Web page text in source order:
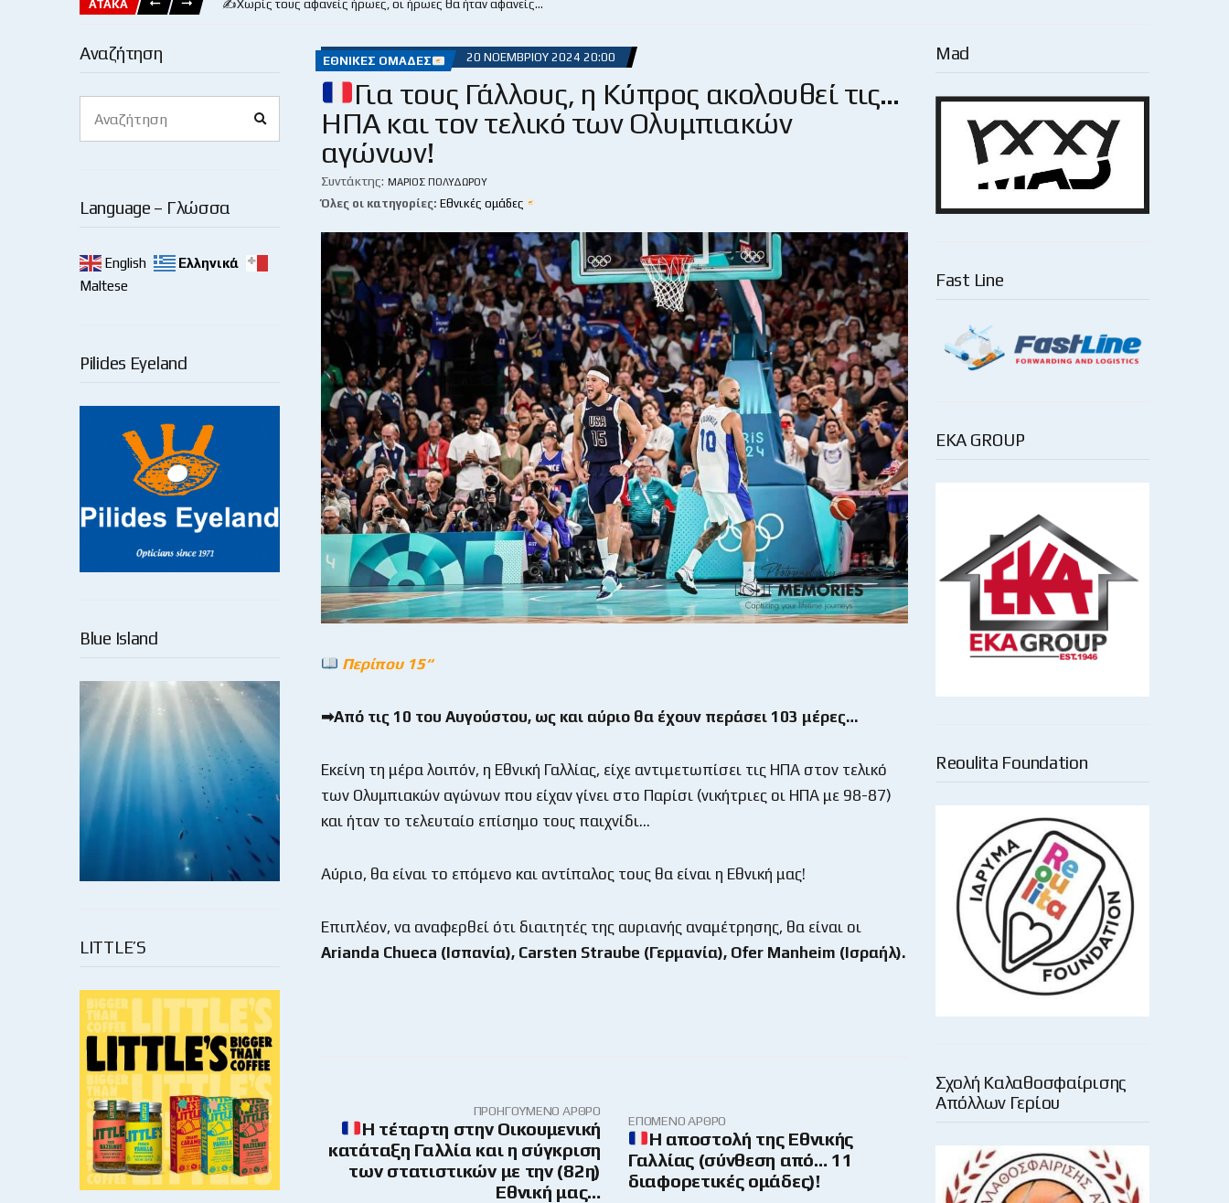
ΑΤΑΚΑ ✍️Χωρίς τους αφανείς ήρωες, οι ήρωες θα ήταν αφανείς…
Αναζήτηση
for:
Language – Γλώσσα
English
Ελληνικά
Maltese
Pilides Eyeland
Blue Island
LITTLE’S
ΕΘΝΙΚΈΣ ΟΜΆΔΕΣ 20 ΝΟΕΜΒΡΊΟΥ 2024 20:00
Για τους Γάλλους, η Κύπρος ακολουθεί τις…
ΗΠΑ και τον τελικό των Ολυμπιακών
αγώνων!
Συντάκτης: ΜΆΡΙΟΣ ΠΟΛΥΔΏΡΟΥ
Όλες οι κατηγορίες: Εθνικές ομάδες
Περίπου 15“
➡Από τις 10 του Αυγούστου, ως και αύριο θα έχουν περάσει 103 μέρες…
Εκείνη τη μέρα λοιπόν, η Εθνική Γαλλίας, είχε αντιμετωπίσει τις ΗΠΑ στον τελικό
των Ολυμπιακών αγώνων που είχαν γίνει στο Παρίσι (νικήτριες οι ΗΠΑ με 98-87)
και ήταν το τελευταίο επίσημο τους παιχνίδι…
Αύριο, θα είναι το επόμενο και αντίπαλος τους θα είναι η Εθνική μας!
Επιπλέον, να αναφερθεί ότι διαιτητές της αυριανής αναμέτρησης, θα είναι οι
Arianda Chueca (Ισπανία), Carsten Straube (Γερμανία), Ofer Manheim (Ισραήλ).
ΠΡΟΗΓΟΎΜΕΝΟ ΆΡΘΡΟ
Η τέταρτη στην Οικουμενική
κατάταξη Γαλλία και η σύγκριση
των στατιστικών με την (82η)
Εθνική μας…
ΕΠΌΜΕΝΟ ΆΡΘΡΟ
Η αποστολή της Εθνικής
Γαλλίας (σύνθεση από… 11
διαφορετικές ομάδες)!
Mad
Fast Line
EKA GROUP
Reoulita Foundation
Σχολή Καλαθοσφαίρισης
Απόλλων Γερίου